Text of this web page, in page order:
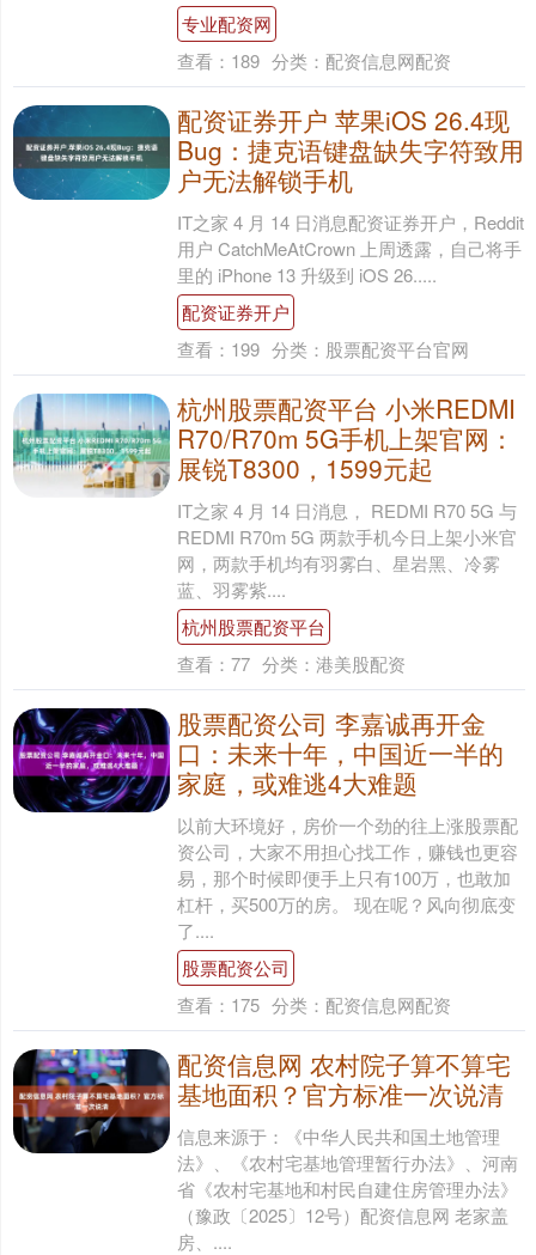
专业配资网
查看： 189 分类： 配资信息网配资
配资证券开户 苹果iOS 26.4现
Bug：捷克语键盘缺失字符致用
户无法解锁手机
IT之家 4 月 14 日消息配资证券开户，Reddit
用户 CatchMeAtCrown 上周透露，自己将手
里的 iPhone 13 升级到 iOS 26.....
配资证券开户
查看： 199 分类： 股票配资平台官网
杭州股票配资平台 小米REDMI
R70/R70m 5G手机上架官网：
展锐T8300，1599元起
IT之家 4 月 14 日消息， REDMI R70 5G 与
REDMI R70m 5G 两款手机今日上架小米官
网，两款手机均有羽雾白、星岩黑、冷雾
蓝、羽雾紫....
杭州股票配资平台
查看： 77 分类： 港美股配资
股票配资公司 李嘉诚再开金
口：未来十年，中国近一半的
家庭，或难逃4大难题
以前大环境好，房价一个劲的往上涨股票配
资公司，大家不用担心找工作，赚钱也更容
易，那个时候即便手上只有100万，也敢加
杠杆，买500万的房。 现在呢？风向彻底变
了....
股票配资公司
查看： 175 分类： 配资信息网配资
配资信息网 农村院子算不算宅
基地面积？官方标准一次说清
信息来源于：《中华人民共和国土地管理
法》、《农村宅基地管理暂行办法》、河南
省《农村宅基地和村民自建住房管理办法》
（豫政〔2025〕12号）配资信息网 老家盖
房、....